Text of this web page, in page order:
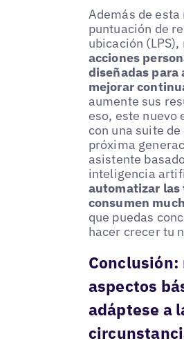
Además de esta
puntuación de
ubicación
acciones
diseñadas para
mejorar
aumente sus
eso, este nuevo
con una suite
próxima
asistente
inteligencia
automatizar las
consumen
que puedas
hacer crecer tu
Conclusión:
aspectos
adáptese a